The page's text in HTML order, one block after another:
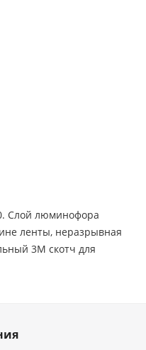
Слой люминофора
ленты, неразрывная
3М скотч для